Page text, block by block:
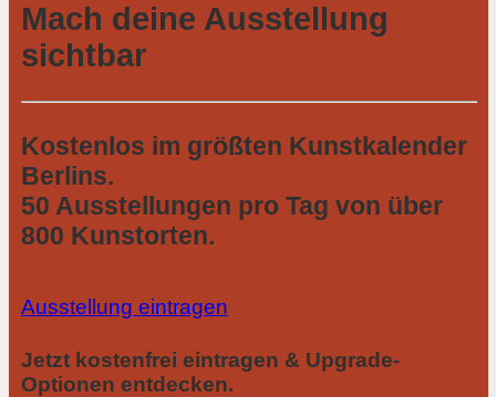
Mach deine Ausstellung
sichtbar
Kostenlos im größten Kunstkalender
Berlins.
50 Ausstellungen pro Tag von über
800 Kunstorten.
Ausstellung eintragen
Jetzt kostenfrei eintragen & Upgrade-
Optionen entdecken.